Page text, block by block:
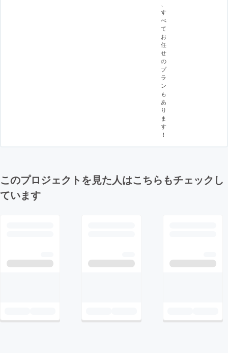
す
べ
て
お
任
せ
の
プ
ラ
ン
も
あ
り
ま
す
！
このプロジェクトを見た人はこちらもチェックし
ています